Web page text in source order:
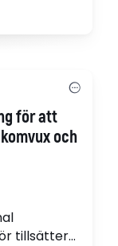
för att
och
tillsätter